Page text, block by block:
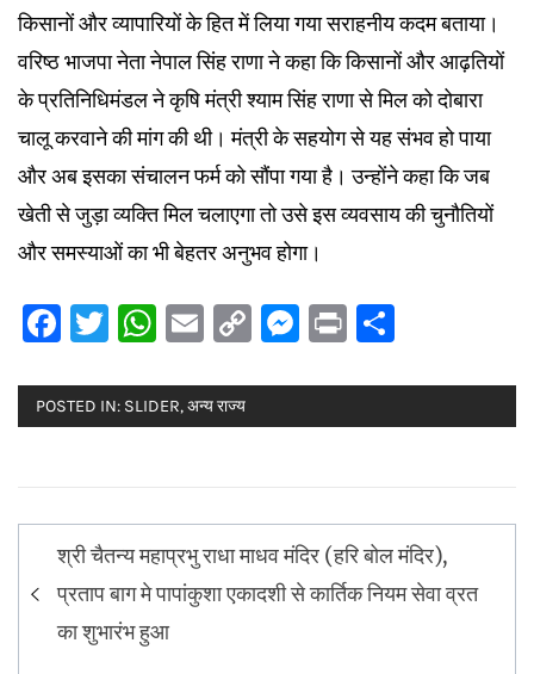
किसानों और व्यापारियों के हित में लिया गया सराहनीय कदम बताया।
वरिष्ठ भाजपा नेता नेपाल सिंह राणा ने कहा कि किसानों और आढ़तियों
के प्रतिनिधिमंडल ने कृषि मंत्री श्याम सिंह राणा से मिल को दोबारा
चालू करवाने की मांग की थी। मंत्री के सहयोग से यह संभव हो पाया
और अब इसका संचालन फर्म को सौंपा गया है। उन्होंने कहा कि जब
खेती से जुड़ा व्यक्ति मिल चलाएगा तो उसे इस व्यवसाय की चुनौतियों
और समस्याओं का भी बेहतर अनुभव होगा।
Facebook
Twitter
WhatsApp
Email
CopyMessenger
Print
POSTED IN: SLIDER,अन्य राज्य
Post
navigation
श्री चैतन्य महाप्रभु राधा माधव मंदिर (हरि बोल मंदिर),
प्रताप बाग मे पापांकुशा एकादशी से कार्तिक नियम सेवा व्रत
का शुभारंभ हुआ